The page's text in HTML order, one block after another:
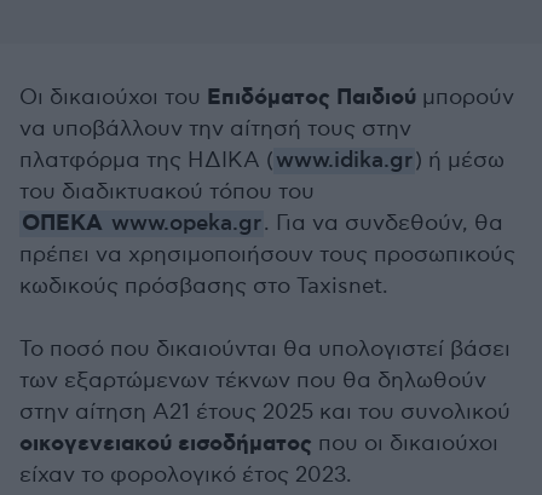
Οι δικαιούχοι του Επιδόματος Παιδιού μπορούν
να υποβάλλουν την αίτησή τους στην
πλατφόρμα της ΗΔΙΚΑ (www.idika.gr) ή μέσω
του διαδικτυακού τόπου του
ΟΠΕΚΑ www.opeka.gr. Για να συνδεθούν, θα
πρέπει να χρησιμοποιήσουν τους προσωπικούς
κωδικούς πρόσβασης στο Taxisnet.
Το ποσό που δικαιούνται θα υπολογιστεί βάσει
των εξαρτώμενων τέκνων που θα δηλωθούν
στην αίτηση Α21 έτους 2025 και του συνολικού
οικογενειακού εισοδήματος που οι δικαιούχοι
είχαν το φορολογικό έτος 2023.